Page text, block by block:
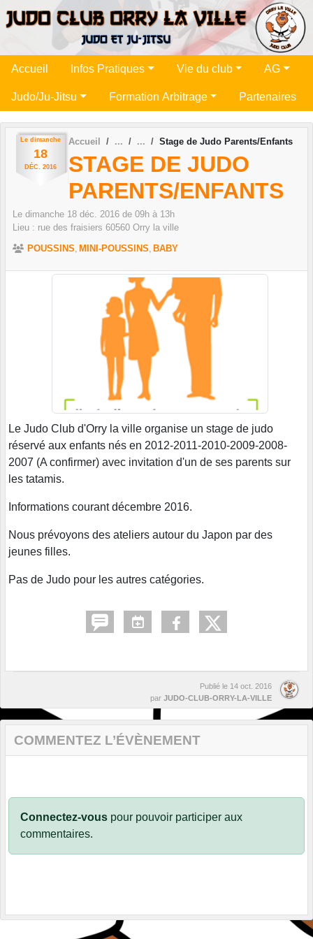
Accueil Infos Pratiques Vie du club AG
Judo/Ju-Jitsu Formation Arbitrage Partenaires
Le dimanche
18
DÉC. 2016
Accueil Stage de Judo Parents/Enfants
STAGE DE JUDO
PARENTS/ENFANTS
Le dimanche 18 déc. 2016 de 09h à 13h
Lieu : rue des fraisiers 60560 Orry la ville
POUSSINS MINI-POUSSINS BABY
Le Judo Club d'Orry la ville organise un stage de judo
réservé aux enfants nés en 2012-2011-2010-2009-2008-
2007 (A confirmer) avec invitation d'un de ses parents sur
les tatamis.
Informations courant décembre 2016.
Nous prévoyons des ateliers autour du Japon par des
jeunes filles.
Pas de Judo pour les autres catégories.
Publié le 14 oct. 2016
par JUDO-CLUB-ORRY-LA-VILLE
COMMENTEZ L’ÉVÈNEMENT
Connectez-vous pour pouvoir participer aux
commentaires.
Panneau de gestion des cookies